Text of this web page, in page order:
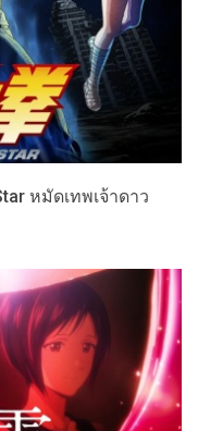
หมัดเทพเจ้าดาว